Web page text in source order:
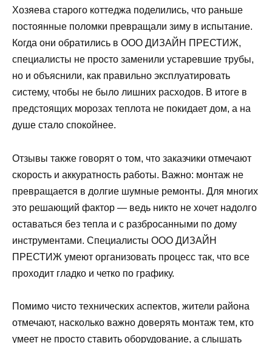
Хозяева старого коттеджа поделились, что раньше
постоянные поломки превращали зиму в испытание.
Когда они обратились в ООО ДИЗАЙН ПРЕСТИЖ,
специалисты не просто заменили устаревшие трубы,
но и объяснили, как правильно эксплуатировать
систему, чтобы не было лишних расходов. В итоге в
предстоящих морозах теплота не покидает дом, а на
душе стало спокойнее.
Отзывы также говорят о том, что заказчики отмечают
скорость и аккуратность работы. Важно: монтаж не
превращается в долгие шумные ремонты. Для многих
это решающий фактор — ведь никто не хочет надолго
оставаться без тепла и с разбросанными по дому
инструментами. Специалисты ООО ДИЗАЙН
ПРЕСТИЖ умеют организовать процесс так, что все
проходит гладко и четко по графику.
Помимо чисто технических аспектов, жители района
отмечают, насколько важно доверять монтаж тем, кто
умеет не просто ставить оборудование, а слышать